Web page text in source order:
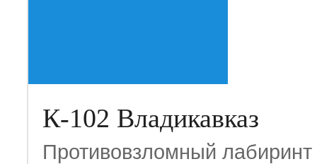
К-102 Владикавказ
Противовзломный лабиринт